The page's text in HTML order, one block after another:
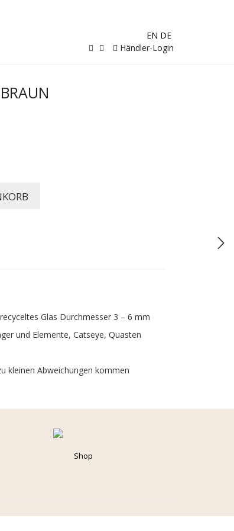
EN DE
Händler-Login
Glas Durchmesser 3 – 6 mm
und Elemente, Catseye, Quasten
kleinen Abweichungen kommen
Shop